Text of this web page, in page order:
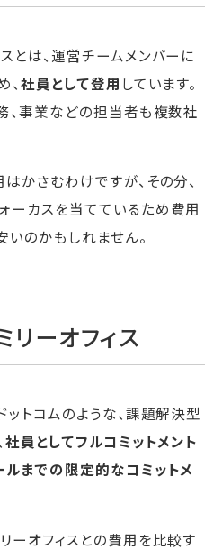
とは、運営チームメンバーに
、社員として登用 しています。
、事業などの担当者も複数社
かさむわけですが、その分、
ーカスを当てているため費用
のかもしれません。
リーオフィス
ットコムのような、課題解決型
社員としてフルコミットメント
までの限定的なコミットメ
ーオフィスとの費用を比較す